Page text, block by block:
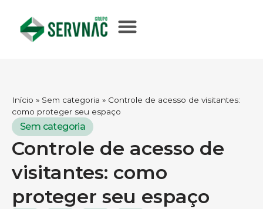
Início » Sem categoria » Controle de acesso de visitantes:
como proteger seu espaço
Sem categoria
Controle de acesso de
visitantes: como
proteger seu espaço